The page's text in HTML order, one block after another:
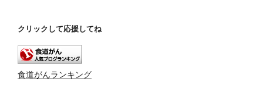
クリックして応援してね
食道がんランキング